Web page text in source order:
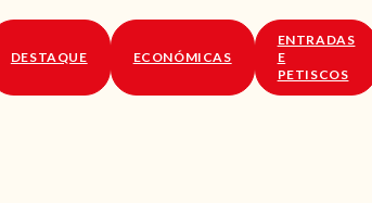
SOBRE NÓS
DESTAQUE ECONÓMICAS
ENTRADAS
E
PETISCOS